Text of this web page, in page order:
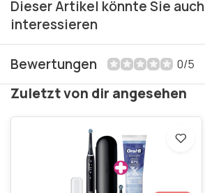
Dieser Artikel könnte Sie auch
interessieren
Bewertungen 0/5
Zuletzt von dir angesehen